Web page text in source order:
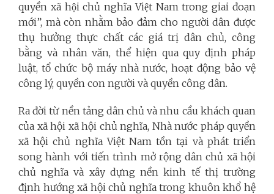
quyền xã hội chủ nghĩa Việt Nam trong giai đoạn
mới”, mà còn nhằm bảo đảm cho người dân được
thụ hưởng thực chất các giá trị dân chủ, công
bằng và nhân văn, thể hiện qua quy định pháp
luật, tổ chức bộ máy nhà nước, hoạt động bảo vệ
công lý, quyền con người và quyền công dân.
Ra đời từ nền tảng dân chủ và nhu cầu khách quan
của xã hội xã hội chủ nghĩa, Nhà nước pháp quyền
xã hội chủ nghĩa Việt Nam tồn tại và phát triển
song hành với tiến trình mở rộng dân chủ xã hội
chủ nghĩa và xây dựng nền kinh tế thị trường
định hướng xã hội chủ nghĩa trong khuôn khổ hệ